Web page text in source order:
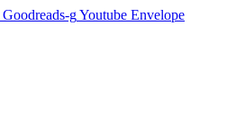
Goodreads-gYoutube Envelope